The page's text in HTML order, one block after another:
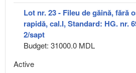
Lot nr. 23 - Fileu de găină, fără
rapidă, cal.I, Standard: HG. nr.
2/sapt
Budget: 31000.0 MDL
Active